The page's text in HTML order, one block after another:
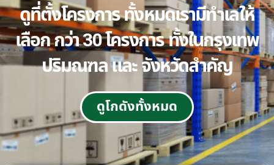
ดูที่ตั้งโครงการ ทั้งหมดเรามีทำเลให้
เลือก กว่า 30 โครงการ ทั้งในกรุงเทพ
ปริมณฑล และ จังหวัดสำคัญ
ดูโกดังทั้งหมด